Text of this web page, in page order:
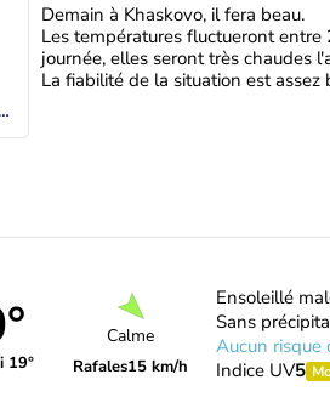
à l'étranger
Demain à Khaskovo, il fera beau.
Les températures fluctueront entre
journée, elles seront très chaudes
La fiabilité de la situation est assez
19°
Calme
Rafales15 km/h
Ensoleillé
Sans
Aucun risque
Indice UV5